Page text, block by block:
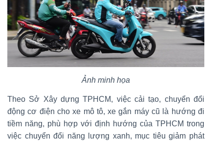
Ảnh minh họa
Theo Sở Xây dựng TPHCM, việc cải tạo, chuyển đổi
động cơ điện cho xe mô tô, xe gắn máy cũ là hướng đi
tiềm năng, phù hợp với định hướng của TPHCM trong
việc chuyển đổi năng lượng xanh, mục tiêu giảm phát